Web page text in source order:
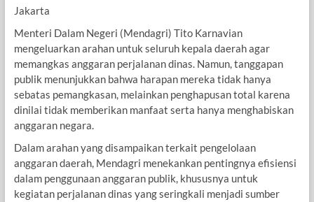
Jakarta
Menteri Dalam Negeri (Mendagri) Tito Karnavian
mengeluarkan arahan untuk seluruh kepala daerah agar
memangkas anggaran perjalanan dinas. Namun, tanggapan
publik menunjukkan bahwa harapan mereka tidak hanya
sebatas pemangkasan, melainkan penghapusan total karena
dinilai tidak memberikan manfaat serta hanya menghabiskan
anggaran negara.
Dalam arahan yang disampaikan terkait pengelolaan
anggaran daerah, Mendagri menekankan pentingnya efisiensi
dalam penggunaan anggaran publik, khususnya untuk
kegiatan perjalanan dinas yang seringkali menjadi sumber